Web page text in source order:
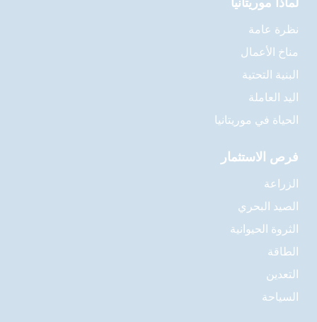
نظرة عامة
مناخ الأعمال
البنية التحتية
اليد العاملة
الحياة في موريتانيا
فرص الاستثمار
الزراعة
الصيد البحري
الثروة الحيوانية
الطاقة
التعدين
السياحة